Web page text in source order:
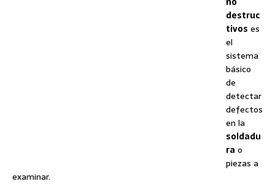
destruc
tivos es
el
sistema
básico
de
detectar
defectos
en la
soldadu
ra o
piezas a
examinar.